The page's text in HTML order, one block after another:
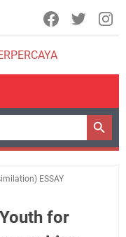
ESSAY
for